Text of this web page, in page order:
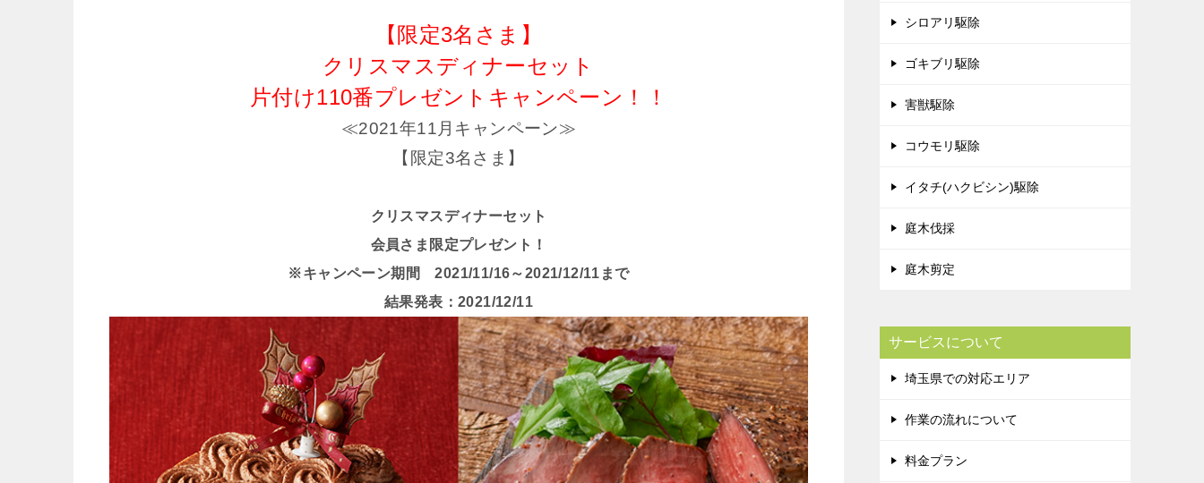
【限定3名さま】
クリスマスディナーセット
片付け110番プレゼントキャンペーン！！
≪2021年11月キャンペーン≫
【限定3名さま】
クリスマスディナーセット
会員さま限定プレゼント！
※キャンペーン期間 2021/11/16～2021/12/11まで
結果発表：2021/12/11
シロアリ駆除
ゴキブリ駆除
害獣駆除
コウモリ駆除
イタチ(ハクビシン)駆除
庭木伐採
庭木剪定
サービスについて
埼玉県での対応エリア
作業の流れについて
料金プラン